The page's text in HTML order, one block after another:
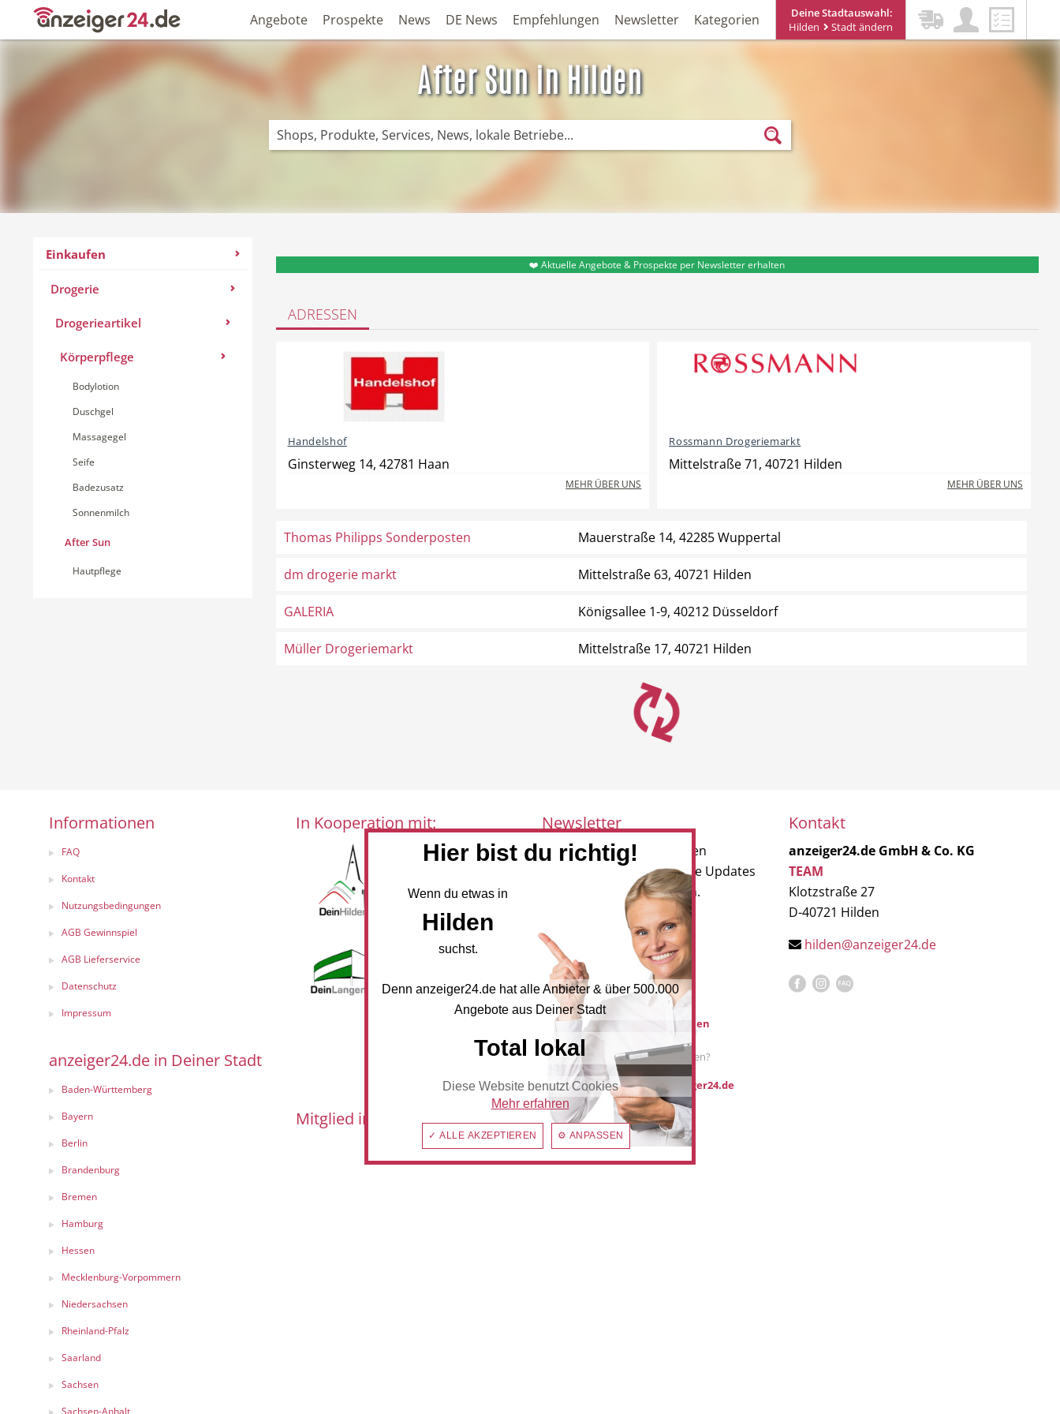
Deine Stadtauswahl:
Hilden
Stadt ändern
Angebote Prospekte News DE News Empfehlungen Newsletter Kategorien
After Sun in Hilden
Einkaufen
Drogerie
Drogerieartikel
Körperpflege
Bodylotion
Duschgel
Massagegel
Seife
Badezusatz
Sonnenmilch
After Sun
Hautpflege
❤️ Aktuelle Angebote & Prospekte per Newsletter erhalten
ADRESSEN
Handelshof
Ginsterweg 14, 42781 Haan
MEHR ÜBER UNS
Rossmann Drogeriemarkt
Mittelstraße 71, 40721 Hilden
MEHR ÜBER UNS
Thomas Philipps Sonderposten Mauerstraße 14, 42285 Wuppertal
dm drogerie markt Mittelstraße 63, 40721 Hilden
GALERIA Königsallee 1-9, 40212 Düsseldorf
Müller Drogeriemarkt Mittelstraße 17, 40721 Hilden
Informationen
FAQ
Kontakt
Nutzungsbedingungen
AGB Gewinnspiel
AGB Lieferservice
Datenschutz
Impressum
anzeiger24.de in Deiner Stadt
Baden-Württemberg
Bayern
Berlin
Brandenburg
Bremen
Hamburg
Hessen
Mecklenburg-Vorpommern
Niedersachsen
Rheinland-Pfalz
Saarland
Sachsen
Sachsen-Anhalt
In Kooperation mit:
Mitglied im:
Newsletter
Melden Sie sich für unseren
Newsletter an, um neueste Updates
und Angebote zu erhalten.
NEWSLETTER BESTELLEN
Mediadaten
Werbung buchen
Sie möchten auf
anzeiger24.de
Werbung schalten?
hilden@anzeiger24.de
Kontakt
anzeiger24.de GmbH & Co. KG
TEAM
Klotzstraße 27
D-40721 Hilden
hilden@anzeiger24.de
Hier bist du richtig!
Wenn du etwas in
Hilden
suchst.
Denn anzeiger24.de hat alle Anbieter & über 500.000
Angebote aus Deiner Stadt
Total lokal
Diese Website benutzt Cookies
Mehr erfahren
✓ ALLE AKZEPTIEREN ⚙ ANPASSEN